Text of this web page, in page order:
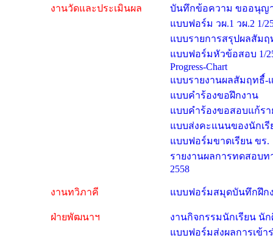
งานวัดและประเมินผล
บันทึกข้อความ ขออนุญา
แบบฟอร์ม วผ.1 วผ.2 1/
แบบรายการสรุปผลสัมฤ
แบบฟอร์มหัวข้อสอบ 1/
Progress-Chart
แบบรายงานผลสัมฤทธื์-
แบบคำร้องขอฝึกงาน
แบบคำร้องขอสอบแก้รา
แบบส่งคะแนนของนักเรี
แบบฟอร์มขาดเรียน ขร.
รายงานผลการทดสอบ
2558
งานทวิภาคี แบบฟอร์มสมุดบันทึกฝึก
ฝ่ายพัฒนาฯ
งานกิจกรรมนักเรียน นั
แบบฟอร์มส่งผลการเข้